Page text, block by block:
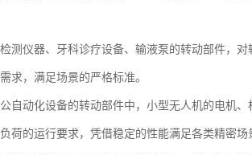
测仪器、牙科诊疗设备、输液泵的转动部件，
求，满足场景的严格标准。
自动化设备的转动部件中，小型无人机的电机
荷的运行要求，凭借稳定的性能满足各类精密场